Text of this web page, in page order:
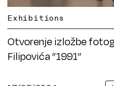
Exhibitions
Otvorenje izložbe
Filipovića ”1991”